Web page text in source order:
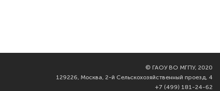
© ГАОУ ВО МГПУ, 2020
129226, Москва, 2-й Сельскохозяйственный проезд, 4
+7 (499) 181-24-62